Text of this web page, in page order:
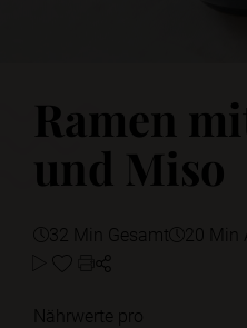
Ramen
und Miso
32 Min Gesamt 20 Min
Nährwerte pro